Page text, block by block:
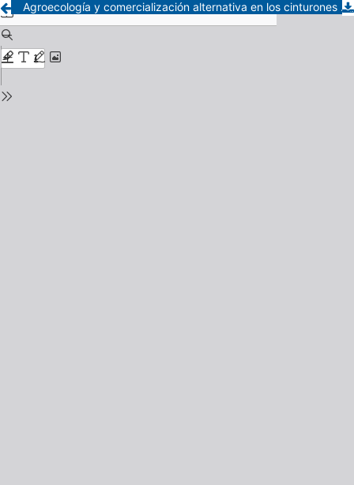
Agroecología y comercialización alternativa en los cinturones hortícolas de Argentina: caracterización del modelo y sus desafíos de consolidación